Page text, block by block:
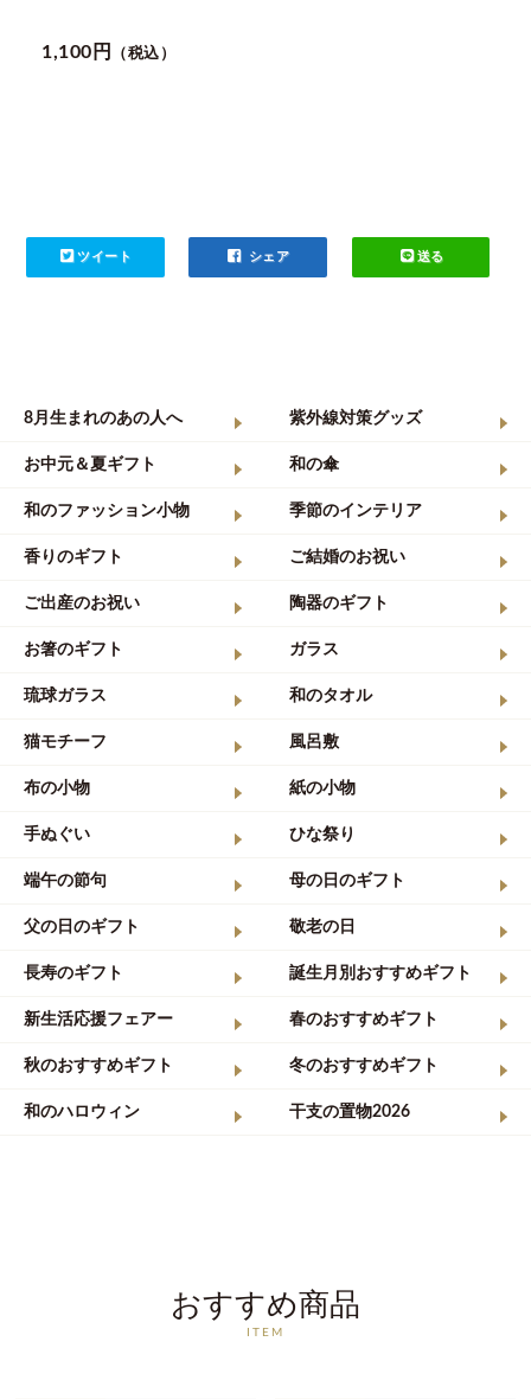
1,100円 （税込）
ツイート シェア 送る
8月生まれのあの人へ 紫外線対策グッズ
お中元＆夏ギフト 和の傘
和のファッション小物 季節のインテリア
香りのギフト ご結婚のお祝い
ご出産のお祝い 陶器のギフト
お箸のギフト ガラス
琉球ガラス 和のタオル
猫モチーフ 風呂敷
布の小物 紙の小物
手ぬぐい ひな祭り
端午の節句 母の日のギフト
父の日のギフト 敬老の日
長寿のギフト 誕生月別おすすめギフト
新生活応援フェアー 春のおすすめギフト
秋のおすすめギフト 冬のおすすめギフト
和のハロウィン 干支の置物2026
おすすめ商品
ITEM